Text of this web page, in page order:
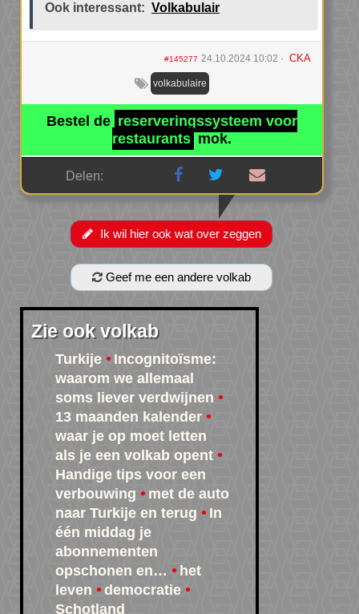
Ook interessant: Volkabulair
#145277 24.10.2024 10:02 CKA
volkabulaire
Bestel de reserveringssysteem voor
restaurants mok.
Delen:
Ik wil hier ook wat over zeggen
Geef me een andere volkab
Zie ook volkab
Turkije
Incognitoïsme:
waarom we allemaal
soms liever verdwijnen
13 maanden kalender
waar je op moet letten
als je een volkab opent
Handige tips voor een
verbouwing
met de auto
naar Turkije en terug
In
één middag je
abonnementen
opschonen en…
het
leven
democratie
Schotland